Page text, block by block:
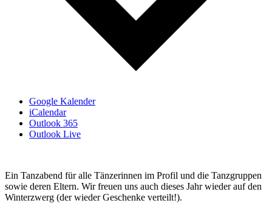
Google Kalender
iCalendar
Outlook 365
Outlook Live
Ein Tanzabend für alle Tänzerinnen im Profil und die Tanzgruppen
sowie deren Eltern. Wir freuen uns auch dieses Jahr wieder auf den
Winterzwerg (der wieder Geschenke verteilt!).